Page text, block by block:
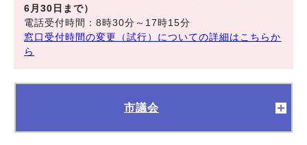
6月30日まで）
電話受付時間：8時30分～17時15分
窓口受付時間の変更（試行）についての詳細はこちらか
ら
市議会